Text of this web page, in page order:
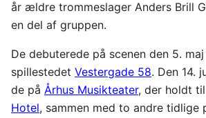
år ældre trommeslager Anders Brill
en del af gruppen.
De debuterede på scenen den 5.
spillestedet Vestergade 58. Den 14.
de på Århus Musikteater, der holdt
Hotel, sammen med to andre tidlige